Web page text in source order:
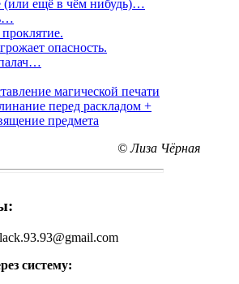
(или ещё в чём нибудь)…
опасность.
магической печати
перед раскладом +
предмета
© Лиза Чёрная
систему: